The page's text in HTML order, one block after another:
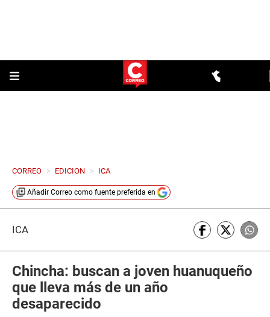
CORREO > EDICION > ICA
Añadir Correo como fuente preferida en
ICA
Chincha: buscan a joven huanuqueño
que lleva más de un año
desaparecido